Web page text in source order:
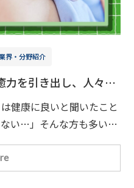
界・分野紹介
力を引き出し、人々の
事健康に良いと聞いたこと
い…」そんな方も多いの
鍼や灸を使って人々の健
についてご紹介します
師とは、「はり師」と